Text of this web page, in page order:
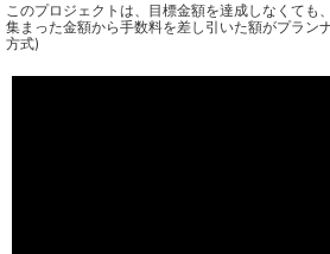
このプロジェクトは、目標金額を達成しなくても、
集まった金額から手数料を差し引いた額がプラン
方式)